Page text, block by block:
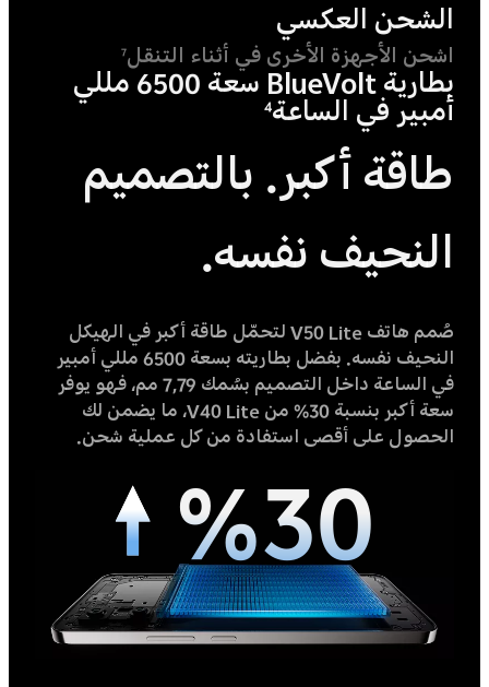
الشحن العكسي
اشحن الأجهزة الأخرى في أثناء التنقل7
بطارية BlueVolt سعة 6500 مللي
أمبير في الساعة4
طاقة أكبر. بالتصميم
النحيف نفسه.
صُمم هاتف V50 Lite لتحمّل طاقة أكبر في الهيكل
النحيف نفسه. بفضل بطاريته بسعة 6500 مللي أمبير
في الساعة داخل التصميم بسُمك 7,79 مم، فهو يوفر
سعة أكبر بنسبة 30% من V40 Lite، ما يضمن لك
الحصول على أقصى استفادة من كل عملية شحن.
%30